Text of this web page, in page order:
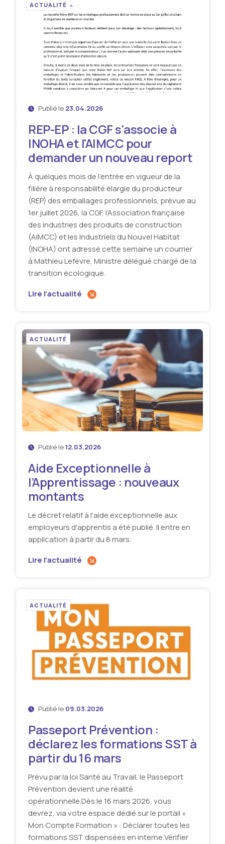
ACTUALITÉ
Publié le 23.04.2026
REP-EP : la CGF s'associe à
INOHA et l'AIMCC pour
demander un nouveau report
À quelques mois de l’entrée en vigueur de la
filière à responsabilité élargie du producteur
(REP) des emballages professionnels, prévue au
1er juillet 2026, la CGF, l’Association française
des industries des produits de construction
(AIMCC) et les Industriels du Nouvel Habitat
(INOHA) ont adressé cette semaine un courrier
à Mathieu Lefevre, Ministre délégué chargé de la
transition écologique.
Lire l'actualité
ACTUALITÉ
Publié le12.03.2026
Aide Exceptionnelle à
l’Apprentissage : nouveaux
montants
Le décret relatif à l'aide exceptionnelle aux
employeurs d'apprentis a été publié. Il entre en
application à partir du 8 mars.
Lire l'actualité
ACTUALITÉ
Publié le 09.03.2026
Passeport Prévention :
déclarez les formations SST à
partir du 16 mars
Prévu par la loi Santé au Travail, le Passeport
Prévention devient une réalité
opérationnelle.Dès le 16 mars 2026, vous
devrez, via votre espace dédié sur le portail «
Mon Compte Formation » : Déclarer toutes les
formations SST dispensées en interne.Vérifier